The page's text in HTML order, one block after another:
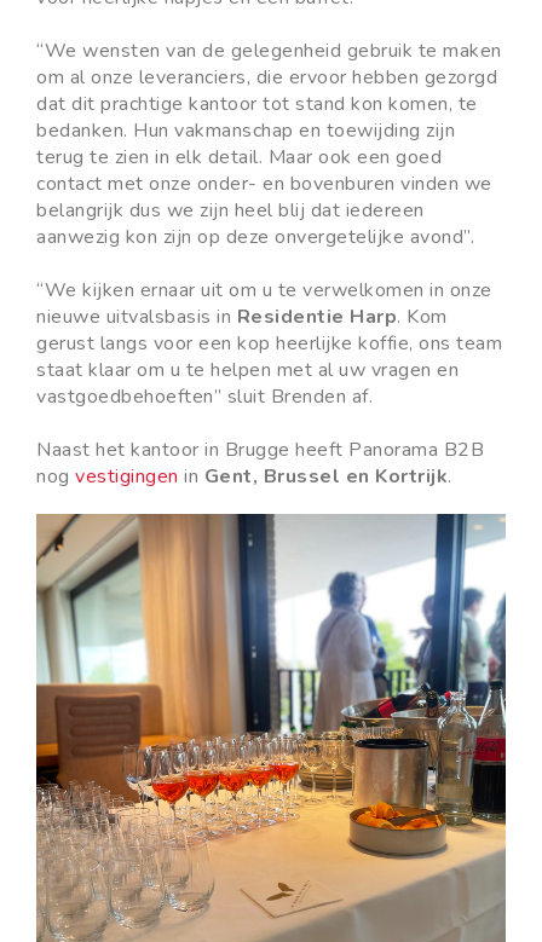
“We wensten van de gelegenheid gebruik te maken
om al onze leveranciers, die ervoor hebben gezorgd
dat dit prachtige kantoor tot stand kon komen, te
bedanken. Hun vakmanschap en toewijding zijn
terug te zien in elk detail. Maar ook een goed
contact met onze onder- en bovenburen vinden we
belangrijk dus we zijn heel blij dat iedereen
aanwezig kon zijn op deze onvergetelijke avond”.
“We kijken ernaar uit om u te verwelkomen in onze
nieuwe uitvalsbasis in Residentie Harp. Kom
gerust langs voor een kop heerlijke koffie, ons team
staat klaar om u te helpen met al uw vragen en
vastgoedbehoeften” sluit Brenden af.
Naast het kantoor in Brugge heeft Panorama B2B
nog vestigingen in Gent, Brussel en Kortrijk.